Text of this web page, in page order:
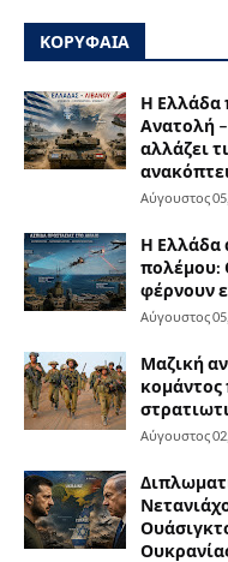
ΚΟΡΥΦΑΙΑ
Η Ελλάδα
Ανατολή
αλλάζει
Αύγουστος
Η Ελλάδα
πολέμου:
φέρνουν
Αύγουστος
Μαζική
Αύγουστος